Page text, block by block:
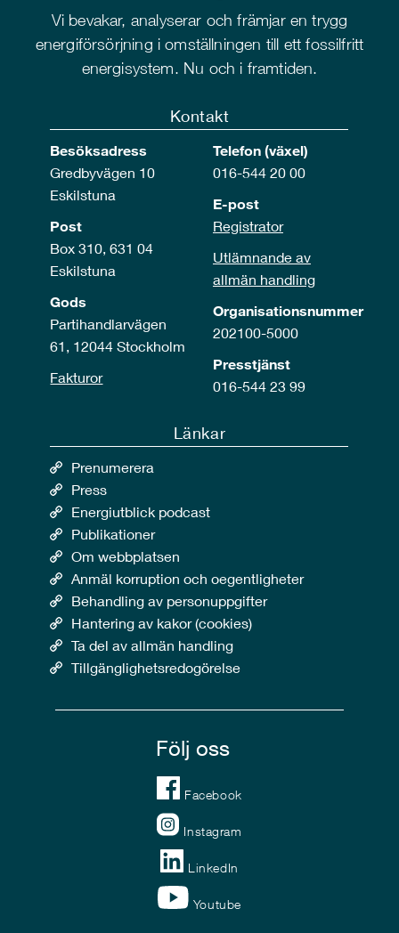
Vi bevakar, analyserar och främjar en trygg
energiförsörjning i omställningen till ett fossilfritt
energisystem. Nu och i framtiden.
Kontakt
Besöksadress
Gredbyvägen 10
Eskilstuna
Post
Box 310, 631 04
Eskilstuna
Gods
Partihandlarvägen
61, 12044 Stockholm
Fakturor
Telefon (växel)
016-544 20 00
E-post
Registrator
Utlämnande av
allmän handling
Organisationsnummer
202100-5000
Presstjänst
016-544 23 99
Länkar
Prenumerera
Press
Energiutblick podcast
Publikationer
Om webbplatsen
Anmäl korruption och oegentligheter
Behandling av personuppgifter
Hantering av kakor (cookies)
Ta del av allmän handling
Tillgänglighetsredogörelse
Följ oss
Facebook
Instagram
LinkedIn
Youtube